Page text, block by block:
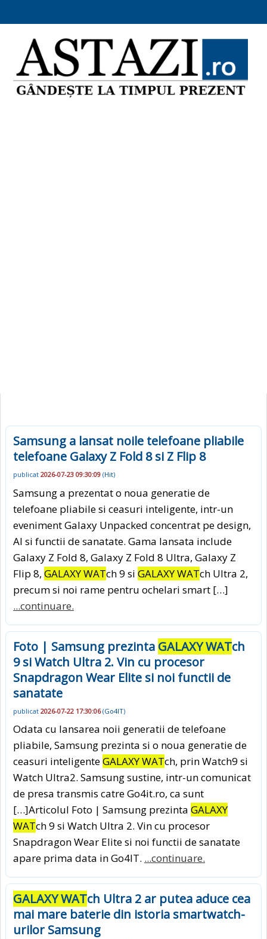
Samsung a lansat noile telefoane pliabile
telefoane Galaxy Z Fold 8 si Z Flip 8
publicat 2026-07-23 09:30:09 (Hit)
Samsung a prezentat o noua generatie de
telefoane pliabile si ceasuri inteligente, intr-un
eveniment Galaxy Unpacked concentrat pe design,
AI si functii de sanatate. Gama lansata include
Galaxy Z Fold 8, Galaxy Z Fold 8 Ultra, Galaxy Z
Flip 8, GALAXY WATch 9 si GALAXY WATch Ultra 2,
precum si noi rame pentru ochelari smart […]
...continuare.
Foto | Samsung prezinta GALAXY WATch
9 si Watch Ultra 2. Vin cu procesor
Snapdragon Wear Elite si noi functii de
sanatate
publicat 2026-07-22 17:30:06(Go4IT)
Odata cu lansarea noii generatii de telefoane
pliabile, Samsung prezinta si o noua generatie de
ceasuri inteligenteGALAXY WATch, prin Watch9 si
Watch Ultra2. Samsung sustine, intr-un comunicat
de presa transmis catre Go4it.ro, ca sunt
[…]Articolul Foto | Samsung prezinta GALAXY
WATch 9 si Watch Ultra 2. Vin cu procesor
Snapdragon Wear Elite si noi functii de sanatate
apare prima data in Go4IT. ...continuare.
GALAXY WATch Ultra 2 ar putea aduce cea
mai mare baterie din istoria smartwatch-
urilor Samsung